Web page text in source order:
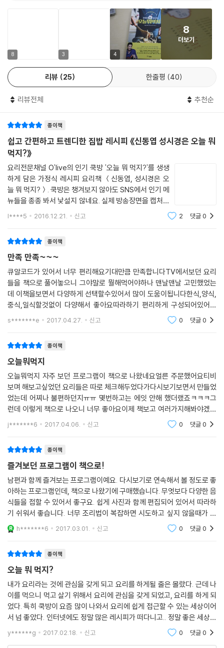
소시지 김밥(베를린김밥)
충무김밥
국물떡볶이
쫄볶이 [대가 : 이은자]
스팸튀김
유부주머니
쫄비빔만두
눈꽃만두
Part2. 글로벌
GLOBAL 1 _ 중국
경장육사 [대가 : 유방녕]
짜장볶음밥 [대가 : 유방녕]
마파두부
탕수육
사천짬뽕 [대가 : 이연복]
중국식 우럭찜(잘자어)
바지락볶음 [대가 : 손국우]
GLOBAL 2 _ 일본
함박스테이크 [대가 : 윤인선]
문어오코노미야키
게살크림우동
오야코동 [대가 : 오가와 테츠지]
GLOBAL 3 _ 동남아
월남쌈
똠얌꿍 [대가 : 김유아]
버터치킨카레 & 시금치치즈카레 [대가 : 하빕]
GLOBAL 4 _ 미국&멕시코
차돌박이부리토
폭풍샌드위치
치킨 & 슈림프 파히타 [대가 : 레이먼 킴]
GLOBAL 5 _ 유럽
쪽파스테이크 [대가 : 전일찬]
알리오올리오 [대가 : 샘 킴]
봉골레파스타
메뉴를 탄생시켰다. 또한 많은 시청자들이 홈페이지 속 레시피를 참고해
‘오먹지’ 메뉴를 따라 만들고 블로그 및 SNS 등에 사진과 시식평을 올렸다.
기존 레시피보다 상세하고 정확하게 업데이트
‘홈페이지에 간략하게 나온 것 말고 좀 더 자세하고 일목요연하게, 딱 봐도
금방 머릿속에 들어오는 레시피는 없을까?’라고 생각한 건 다름 아닌 신동
엽과 성시경이었다. 스스로 만든 요리들임에도 시간이 흘러 집에서 막상
구나 요리 초보들은 간략 버전 레시피 대신, ‘정말 이런 것까지 모를까?’ 싶
이 책은 홈페이지 등을 통해 공개된 ‘오늘 뭐 먹지?’ 기존 레시피를 토대로,
각 인분수에 맞게 조리 분량을 재조정하고, 아주 상세한 조리법까지 덧붙
였다. 방송 중 두 MC가 실수한 부분은 푸드팀과 작가진이 수차례 다시 만
들고 먹어본 뒤 최적의 레시피로 수정했으며, 방송 시간 상 편집된 깨알 같
은 쿠킹 팁과 갖가지 요리 정보들은 최대한 되살려냈다. 특히 신&성 두 사
람의 쿠킹 팁 뿐만 아니라 매주 목요일 ‘오먹지’ 스튜디오를 찾은 요리 대가
(大家)들의 레시피 및 요리 노하우까지 상세히 담아냈다.
레시피 보완 작업만큼이나 제작진이 공을 들인 부분은 바로 ‘어떤 메뉴를
만들기 쉽고 간단한 레시피들이었기 때문에 무언가를 택하고 버리기가 난
감했던 것. 결국 제작팀이 소개하고 싶은 메뉴가 아닌, 독자들이 원하는 메
뉴를 책에 담고자 ‘시청률’이라는 DB를 선택했다.
2014년 9월부터 2016년 7월까지 방송된 ‘오늘 뭐 먹지?’ 속 메뉴를 한식,
중식, 일식, 동남아식, 미국식, 유럽식 등으로 1차 분류한 후 난이도가 지나
치게 높거나 가정에서 구하기 힘든 주재료를 쓴 메뉴 등을 걸러냈다. 그런
이 유독 뜨거웠던 메뉴, 블로그 및 SNS 등에서 꾸준히 회자되는 메뉴들을
일부 반영해 최종 메뉴를 선정했다.
한식은 밥부터 국·찌개, 찜·조림, 볶음·부침 등 조리법별로 정렬했고 상비
아이템인 밑반찬과 집에서 만들어 먹기 좋은 외식 메뉴, 밥 대신 후다닥 해
치우는 분식 메뉴까지 총 70여 품의 요리를 시청률순으로 담았다. 전 세계
가정식의 경우 나라별로 분류, 총 30여 품을 시청률순으로 담았고, 달콤한
엄선된 118개 가정식 메뉴는 그야말로 활용 가치 120%인 요리로만 꽉 차
모든 메뉴를 영상과 방송 캡처 컷으로 생생하게~
엄선된 메뉴, 자세한 레시피, 깨알 쿠킹 팁 외에도 이 책의 또 한 가지 특징
이 있다. 모든 메뉴에 QR코드를 통해 1분30초~2분에 걸친 레시피 영상을
수록한 것. 본격 요리를 시작하기 전에, 이 메뉴가 대략 어떤 건지, 방송에
서 봤던 메뉴가 맞는지, 내가 따라해볼 만한 난이도인지, 오늘의 밥상에 어
울릴만한 것인지 등을 이 짧은 영상을 통해 가늠할 수 있는 것이다.
방송 중 조리 과정을 그대로 캡처, 적게는 7~8컷, 많게는 2~30컷까지 담
들 수 있도록 보기 좋게 구성했다. 특히 요리 하는 시늉이 아닌, 실제 재료
손질부터 요리 완성까지의 리얼한 과정을 한 컷 한 컷 담아냈기 때문에 오
늘 당장 집밥을 해결해야 할 이들에게 실질적인 도움을 줄 것이다. 곳곳에
신동엽과 성시경의 요리 및 시식 장면 컷들을 보는 재미 또한 쏠쏠하다.
8 3 4
8
더보기
리뷰 25 한줄평 40
리뷰전체 추천순
종이책
쉽고 간편하고 트렌디한 집밥 레시피 《신동엽 성시경은 오늘 뭐
먹지?》
요리전문채널 O'live의 인기 쿡방 '오늘 뭐 먹지?'를 생생
하게 담은 가정식 레시피 요리책 ＜신동엽, 성시경은 오
늘 뭐 먹지?＞. 쿡방은 챙겨보지 않아도 SNS에서 인기 메
뉴들을 종종 봐서 낯설지 않네요. 실제 방송장면을 캡처한
요리 과정 샷 덕분에 요리책 보는 즐거움이 더해집니다.
l****5 2016.12.21. 신고 2 댓글0
종이책
만족 만족~~~
큐알코드가 있어서 너무 편리해요기대만큼 만족합니다TV에서보던 요리
들을 책으로 풀어놓으니 그야말로 뭘해먹어야하나 맨날맨날 고민했었는
데 이책을보면서 다양하게 선택할수있어서 많이 도움이됩니다한식,양식,
중식,일식할것없이 다양해서 좋아요따라하기 편리하게 구성되어있어서
만족스러워요적극 추천합니다~^^다음편도 이어서 나왔으면하는 기대를
s*******e 2017.04.27. 신고 0 댓글0
종이책
오늘뭐먹지
오늘뭐먹지 자주 보던 프로그램이 책으로 나왔네요얼른 주문했어요티비
보며 해보고싶었던 요리들은 따로 체크해두었다가다시보기보면서 만들었
었는데 어찌나 불편하던지ㅠㅠ 몇번하고는 에잇 안해 했더랬죠ㅋㅋㅋ그
런데 이렇게 책으로 나오니 너무 좋아요이제 책보고 여러가지해봐야겠어
요신동엽시 성시경이 대화내용도 써있는데막 음성지원되는거같고ㅋㅋ방
송을 고대로 옮겨놓은거 같아
j*******6 2017.04.06. 신고 0 댓글0
종이책
즐겨보던 프로그램이 책으로!
남편과 함께 즐겨보는 프로그램이예요. 다시보기로 연속해서 볼 정도로 좋
아하는 프로그램인데, 책으로 나왔기에 구매했습니다. 무엇보다 다양한 음
식들을 접할 수 있어서 좋구요. 쉽게 사진과 함께 편집되어 있어서 따라하
기 쉬워서 좋습니다. 너무 조리법이 복잡하면 시도하고 싶지 않을때가 많
은데, 은근 허당인 신동엽씨도 할 수 있는 정도라서 ㅋㅋ 저같은 사람도 도
전할 수 있어서
h*******6 2017.03.01. 신고 0 댓글0
종이책
오늘 뭐 먹지?
내가 요리라는 것에 관심을 갖게 되고 요리를 하게될 줄은 몰랐다. 근데 나
이를 먹으니 먹고 살기 위해서 요리에 관심을 갖게 되었고, 요리를 하게 되
었다. 특히 쿡방이 요즘 많이 나와서 요리에 쉽게 접근할 수 있는 세상이어
서 넘 좋았다. 인터넷에도 정말 많은 레시피가 떠다니고.. 정말 좋은 세상인
거 같다. 하지만 매번 방송과 인터넷에 나온 레시피를 보고 따라하기엔 한
계가 있
y******g 2017.02.18. 신고 0 댓글0